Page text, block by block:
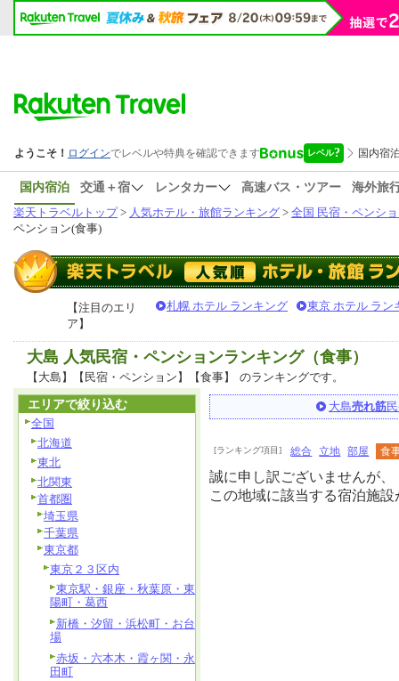
国内宿泊 交通＋宿 レンタカー 高速バス・ツアー
海外旅
楽天トラベルトップ> 人気ホテル・旅館ランキング > 全国 民宿・ペンシ
ペンション(食事)
【注目のエリ
ア】
札幌 ホテル ランキング 東京 ホテル ラン
大島 人気民宿・ペンションランキング（食事）
【大島】【民宿・ペンション】【食事】 のランキングです。
大島売れ筋
[ランキング項目] 総合 立地 部屋 食
誠に申し訳ございませんが、
この地域に該当する宿泊施
エリアで絞り込む
全国
北海道
東北
北関東
首都圏
埼玉県
千葉県
東京都
東京２３区内
東京駅・銀座・秋葉原・東
陽町・葛西
新橋・汐留・浜松町・お台
場
赤坂・六本木・霞ヶ関・永
田町